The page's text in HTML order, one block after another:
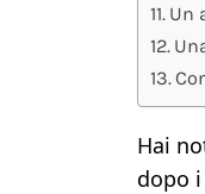
Un
Hai
dopo